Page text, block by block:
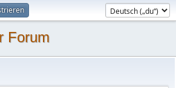
Forum